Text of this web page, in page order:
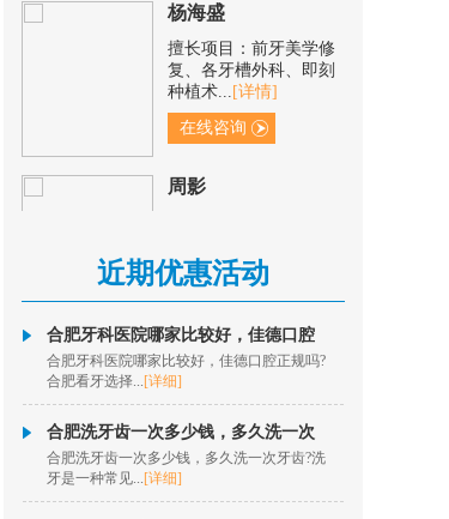
擅长项目：前牙美学修
复、各牙槽外科、即刻
种植术...[详情]
在线咨询
擅长项目：儿童早期矫
在线咨询
杨瑞
擅长项目：口腔内根管
在线咨询
近期优惠活动
合肥牙科医院哪家比较好，佳德口腔
合肥牙科医院哪家比较好，佳德口腔正规吗?
合肥看牙选择...[详细]
合肥洗牙齿一次多少钱，多久洗一次
合肥洗牙齿一次多少钱，多久洗一次牙齿?洗
牙是一种常见...[详细]